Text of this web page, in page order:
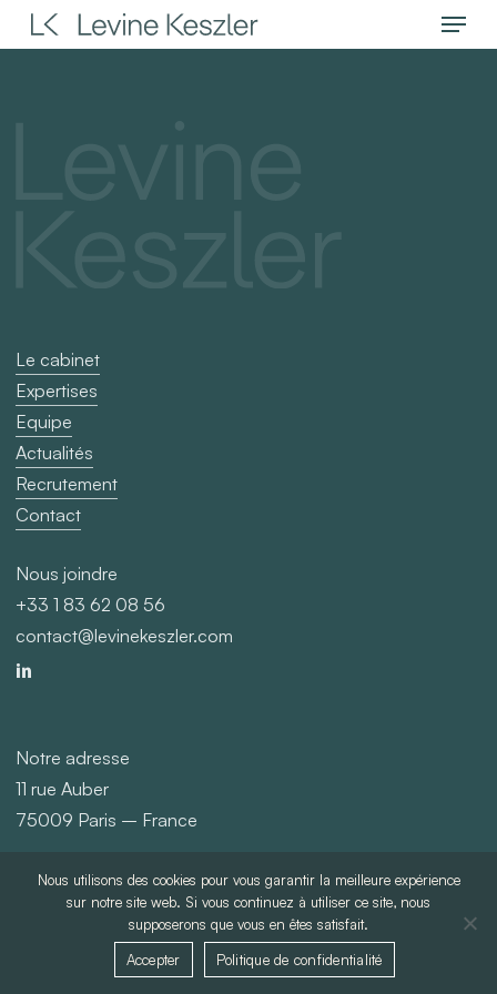
Skip
to
Menu
Le cabinet
Expertises
Equipe
Actualités
Recrutement
Contact
Nous joindre
+33 1 83 62 08 56
contact@levinekeszler.com
Notre adresse
11 rue Auber
75009 Paris – France
2026Levine Keszler
Politique de confidentialité Mentions légales
Nous utilisons des cookies pour vous garantir la meilleure expérience
sur notre site web. Si vous continuez à utiliser ce site, nous
supposerons que vous en êtes satisfait.
Accepter
Politique de confidentialité